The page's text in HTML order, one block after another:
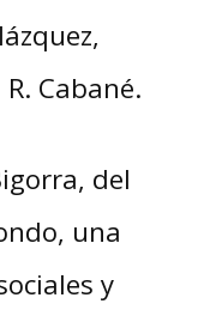
Cabané.
del
una
y